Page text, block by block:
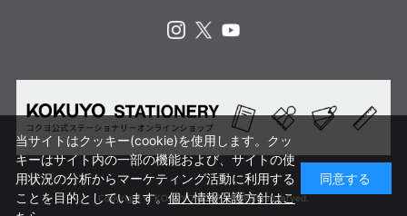
Copyright © KOKUYO CORP. All rights reserved.
当サイトはクッキー(cookie)を使用します。クッ
キーはサイト内の一部の機能および、サイトの使
用状況の分析からマーケティング活動に利用する
ことを目的としています。個人情報保護方針はこ
同意する